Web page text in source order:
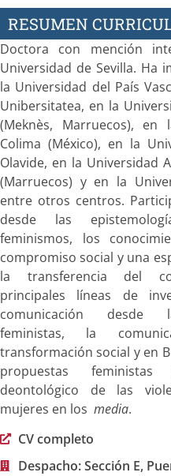
RESUMEN
Doctora con mención
Universidad de Sevilla. Ha
la Universidad del País
Unibersitatea, en la
(Meknès, Marruecos), en
Colima (México), en la
Olavide, en la Universidad
(Marruecos) y en la
entre otros centros.
desde las
feminismos, los
compromiso social y una
la transferencia del
principales líneas de
comunicación desde
feministas, la
transformación social y en
propuestas
deontológico de las
mujeres en los media.
CV completo
Despacho: Sección E,